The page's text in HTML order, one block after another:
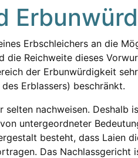
Erbschleichers an die
die Reichweite dieses
der Erbunwürdigkeit
Erblassers) beschränkt.
selten nachweisen. Deshalb
untergeordneter
besteht, dass Laien
Das Nachlassgericht